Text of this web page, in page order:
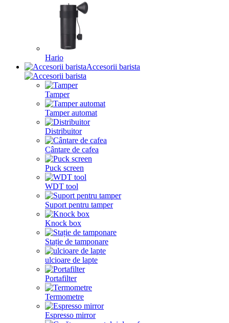
Hario
Accesorii barista
Tamper
Tamper automat
Distribuitor
Cântare de cafea
Puck screen
WDT tool
Suport pentru tamper
Knock box
Stație de tamponare
ulcioare de lapte
Portafilter
Termometre
Espresso mirror